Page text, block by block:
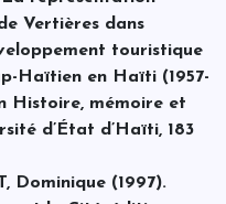
Vertières dans
touristique
Haïtien en Haïti (1957-
Histoire, mémoire et
d’État d’Haïti, 183
Dominique (1997).